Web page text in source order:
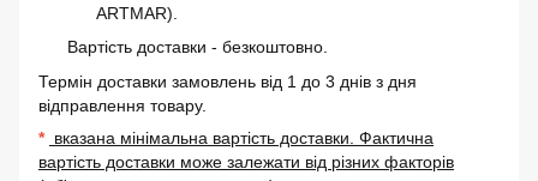
ARTMAR).
Вартість доставки - безкоштовно.
Термін доставки замовлень від 1 до 3 днів з дня
відправлення товару.
* вказана мінімальна вартість доставки. Фактична
вартість доставки може залежати від різних факторів